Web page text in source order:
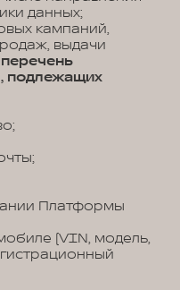
данных;
кампаний,
выдачи
подлежащих
Платформы
(VIN, модель,